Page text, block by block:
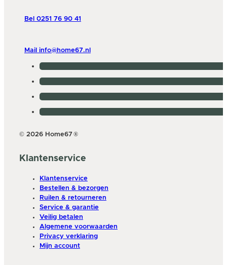
Bel 0251 76 90 41
Mail info@home67.nl
© 2026 Home67 ®
Klantenservice
Klantenservice
Bestellen & bezorgen
Ruilen & retourneren
Service & garantie
Veilig betalen
Algemene voorwaarden
Privacy verklaring
Mijn account